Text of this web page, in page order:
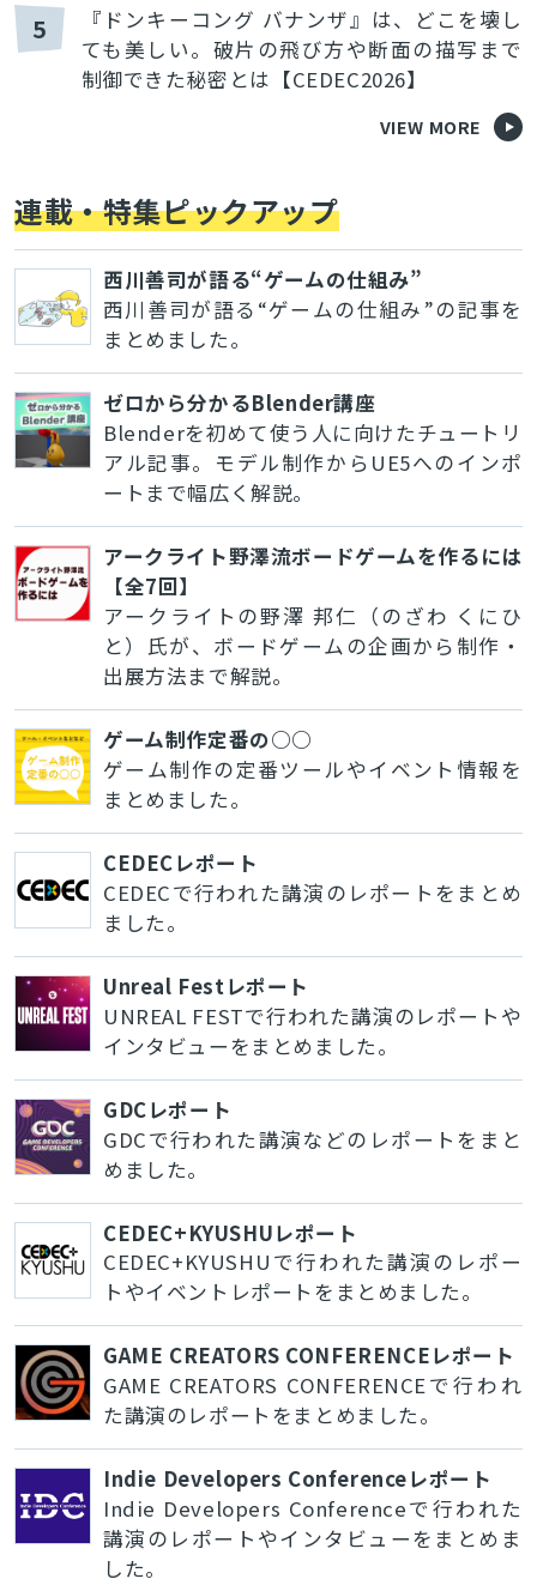
5
『ドンキーコング バナンザ』は、どこを壊し
ても美しい。破片の飛び方や断面の描写まで
制御できた秘密とは【CEDEC2026】
VIEW MORE
連載・特集ピックアップ
西川善司が語る“ゲームの仕組み”
西川善司が語る“ゲームの仕組み”の記事を
まとめました。
ゼロから分かるBlender講座
Blenderを初めて使う人に向けたチュートリ
アル記事。モデル制作からUE5へのインポ
ートまで幅広く解説。
アークライト野澤流ボードゲームを作るには
【全7回】
アークライトの野澤 邦仁（のざわ くにひ
と）氏が、ボードゲームの企画から制作・
出展方法まで解説。
ゲーム制作定番の○○
ゲーム制作の定番ツールやイベント情報を
まとめました。
CEDECレポート
CEDECで行われた講演のレポートをまとめ
ました。
Unreal Festレポート
UNREAL FESTで行われた講演のレポートや
インタビューをまとめました。
GDCレポート
GDCで行われた講演などのレポートをまと
めました。
CEDEC+KYUSHUレポート
CEDEC+KYUSHUで行われた講演のレポー
トやイベントレポートをまとめました。
GAME CREATORS CONFERENCEレポート
GAME CREATORS CONFERENCEで行われ
た講演のレポートをまとめました。
Indie Developers Conferenceレポート
Indie Developers Conferenceで行われた
講演のレポートやインタビューをまとめま
した。